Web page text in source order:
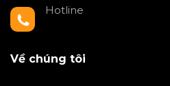
Hotline
Về chúng tôi